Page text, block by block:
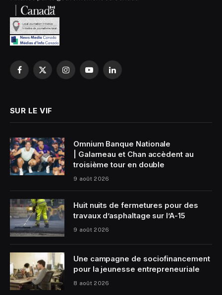
Facebook
X
InstagramYouTubeLinkedIn
SUR LE VIF
Omnium Banque Nationale
| Galarneau et Chan accèdent au
troisième tour en double
9 août 2026
Huit nuits de fermetures pour des
travaux d’asphaltage sur l’A-15
9 août 2026
Une campagne de sociofinancement
pour la jeunesse entrepreneuriale
8 août 2026